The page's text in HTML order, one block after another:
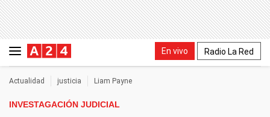
En vivo Radio La Red
Actualidad justicia Liam Payne
INVESTAGACIÓN JUDICIAL